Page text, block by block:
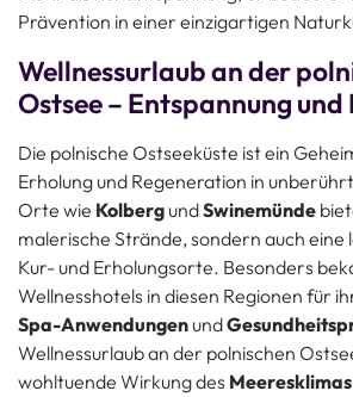
Prävention in einer einzigartigen
Wellnessurlaub an der
Ostsee – Entspannung und
Die polnische Ostseeküste ist ein
Erholung und Regeneration in
Orte wie Kolberg undSwinemünde
malerische Strände, sondern auch eine
Kur- und Erholungsorte. Besonders
Wellnesshotels in diesen Regionen für
Spa-Anwendungen und
Wellnessurlaub an der polnischen
wohltuende Wirkung des Meeresklimas